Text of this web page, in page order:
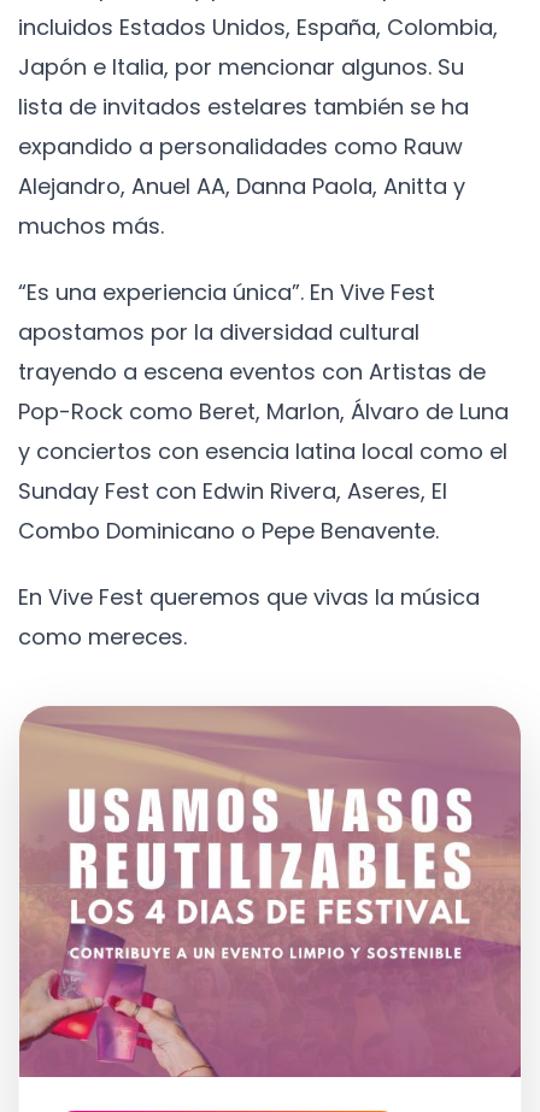
incluidos Estados Unidos, España, Colombia,
Japón e Italia, por mencionar algunos. Su
lista de invitados estelares también se ha
expandido a personalidades como Rauw
Alejandro, Anuel AA, Danna Paola, Anitta y
muchos más.
“Es una experiencia única”. En Vive Fest
apostamos por la diversidad cultural
trayendo a escena eventos con Artistas de
Pop-Rock como Beret, Marlon, Álvaro de Luna
y conciertos con esencia latina local como el
Sunday Fest con Edwin Rivera, Aseres, El
Combo Dominicano o Pepe Benavente.
En Vive Fest queremos que vivas la música
como mereces.